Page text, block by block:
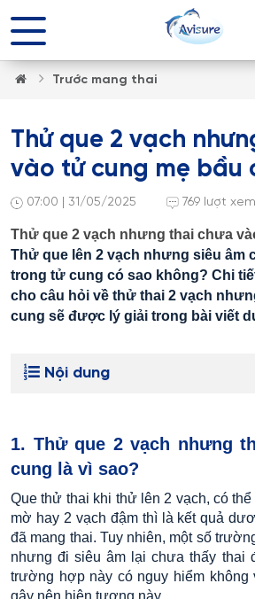
Trước mang thai
Thử que 2 vạch
vào tử cung mẹ bầu
07:00 | 31/05/2025 769 lượt xem
Thử que 2 vạch nhưng thai chưa
Thử que lên 2 vạch nhưng siêu âm
trong tử cung có sao không? Chi
cho câu hỏi về thử thai 2 vạch
cung sẽ được lý giải trong bài viết
Nội dung
1. Thử que 2 vạch nhưng
cung là vì sao?
Que thử thai khi thử lên 2 vạch, có
mờ hay 2 vạch đậm thì là kết quả
đã mang thai. Tuy nhiên, một số
nhưng đi siêu âm lại chưa thấy thai
trường hợp này có nguy hiểm không
gây nên hiện tượng này.